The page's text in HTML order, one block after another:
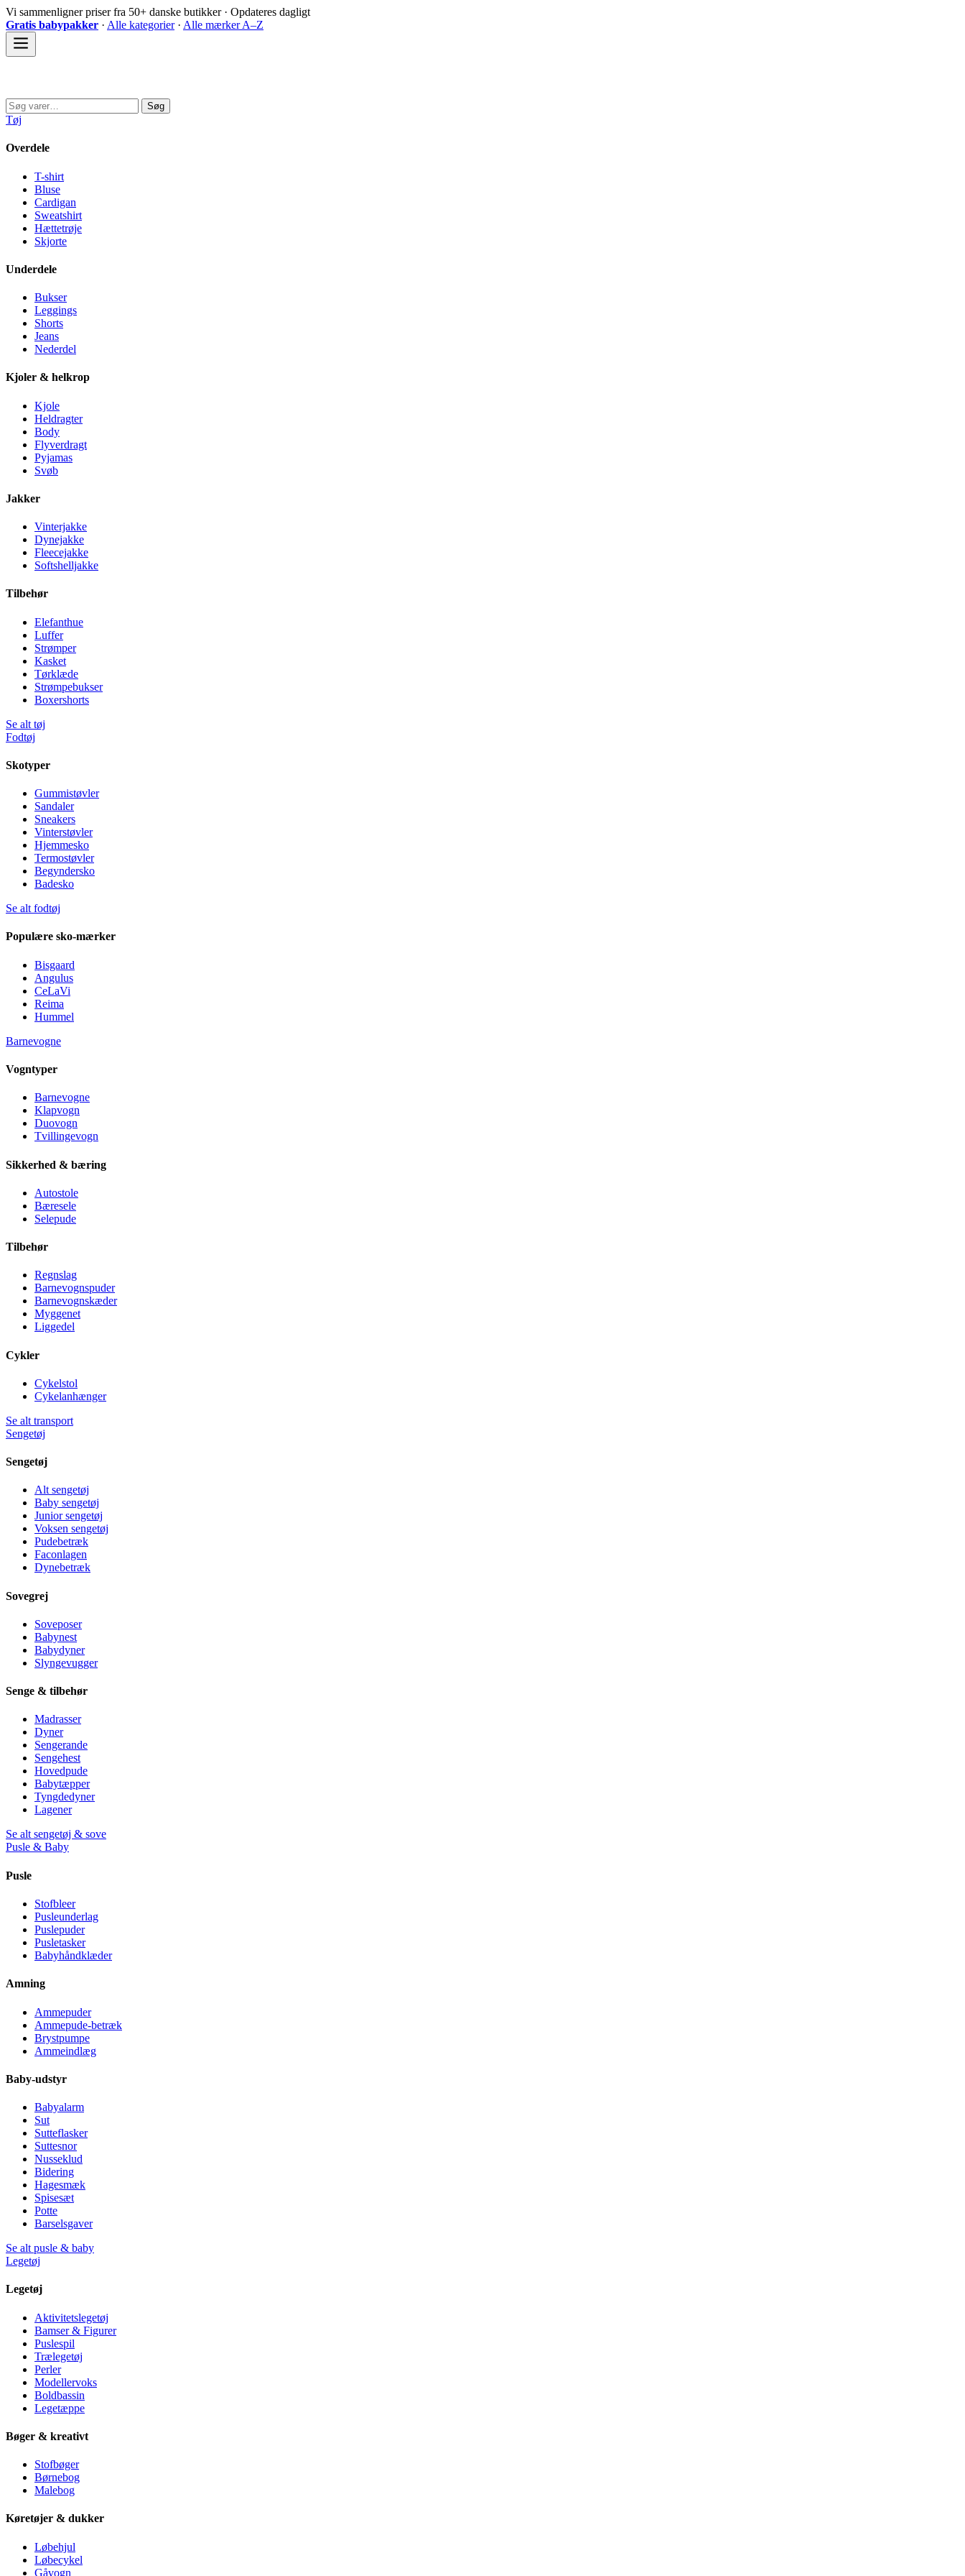
Spring
til
indhold
Vi sammenligner priser fra 50+ danske butikker · Opdateres dagligt
Gratis babypakker · Alle kategorier· Alle mærker A–Z
Søg
efter:
Søg
Tøj
Overdele
T-shirt
Bluse
Cardigan
Sweatshirt
Hættetrøje
Skjorte
Underdele
Bukser
Leggings
Shorts
Jeans
Nederdel
Kjoler & helkrop
Kjole
Heldragter
Body
Flyverdragt
Pyjamas
Svøb
Jakker
Vinterjakke
Dynejakke
Fleecejakke
Softshelljakke
Tilbehør
Elefanthue
Luffer
Strømper
Kasket
Tørklæde
Strømpebukser
Boxershorts
Se alt tøj
Fodtøj
Skotyper
Gummistøvler
Sandaler
Sneakers
Vinterstøvler
Hjemmesko
Termostøvler
Begyndersko
Badesko
Se alt fodtøj
Populære sko-mærker
Bisgaard
Angulus
CeLaVi
Reima
Hummel
Barnevogne
Vogntyper
Barnevogne
Klapvogn
Duovogn
Tvillingevogn
Sikkerhed & bæring
Autostole
Bæresele
Selepude
Tilbehør
Regnslag
Barnevognspuder
Barnevognskæder
Myggenet
Liggedel
Cykler
Cykelstol
Cykelanhænger
Se alt transport
Sengetøj
Sengetøj
Alt sengetøj
Baby sengetøj
Junior sengetøj
Voksen sengetøj
Pudebetræk
Faconlagen
Dynebetræk
Sovegrej
Soveposer
Babynest
Babydyner
Slyngevugger
Senge & tilbehør
Madrasser
Dyner
Sengerande
Sengehest
Hovedpude
Babytæpper
Tyngdedyner
Lagener
Se alt sengetøj & sove
Pusle & Baby
Pusle
Stofbleer
Pusleunderlag
Puslepuder
Pusletasker
Babyhåndklæder
Amning
Ammepuder
Ammepude-betræk
Brystpumpe
Ammeindlæg
Baby-udstyr
Babyalarm
Sut
Sutteflasker
Suttesnor
Nusseklud
Bidering
Hagesmæk
Spisesæt
Potte
Barselsgaver
Se alt pusle & baby
Legetøj
Legetøj
Aktivitetslegetøj
Bamser & Figurer
Puslespil
Trælegetøj
Perler
Modellervoks
Boldbassin
Legetæppe
Bøger & kreativt
Stofbøger
Børnebog
Malebog
Køretøjer & dukker
Løbehjul
Løbecykel
Gåvogn